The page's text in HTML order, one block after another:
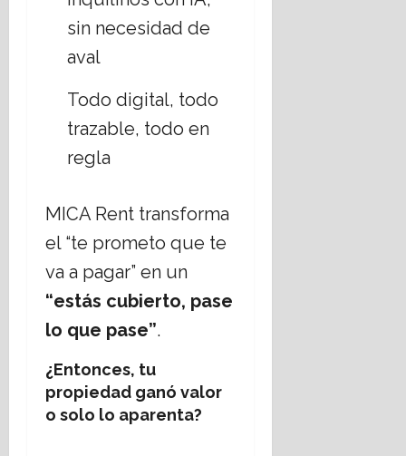
sin necesidad de
aval
Todo digital, todo
trazable, todo en
regla
MICA Rent transforma
el “te prometo que te
va a pagar” en un
“estás cubierto, pase
lo que pase”.
¿Entonces, tu
propiedad ganó valor
o solo lo aparenta?